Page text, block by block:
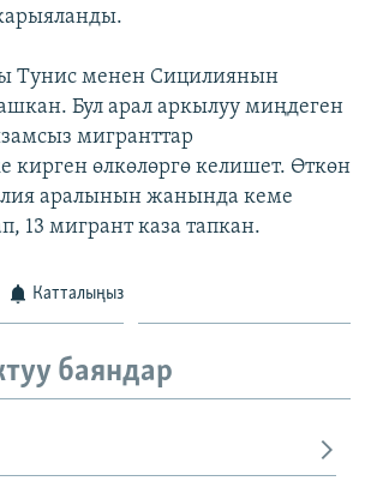
Тунис менен Сицилиянын
Бул арал аркылуу миңдеген
мигранттар
кирген өлкөлөргө келишет. Өткөн
аралынын жанында кеме
13 мигрант каза тапкан.
Катталыңыз
баяндар